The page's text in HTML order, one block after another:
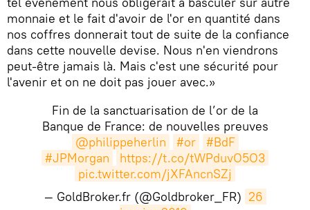
monnaie et le fait d'avoir de l'or en quantité dans
nos coffres donnerait tout de suite de la confiance
dans cette nouvelle devise. Nous n'en viendrons
peut-être jamais là. Mais c'est une sécurité pour
l'avenir et on ne doit pas jouer avec.»
Fin de la sanctuarisation de l’or de la
Banque de France: de nouvelles preuves
@philippeherlin
#or
#BdF
#JPMorgan
https://t.co/tWPduvO5O3
pic.twitter.com/jXFAncnSZj
— GoldBroker.fr (@Goldbroker_FR) 26